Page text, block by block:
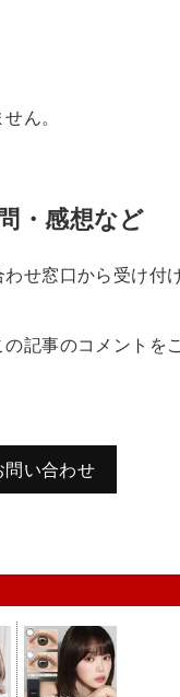
ん。
・感想など
せ窓口から受け付
記事のコメントを
問い合わせ
さい（スパム対策）。